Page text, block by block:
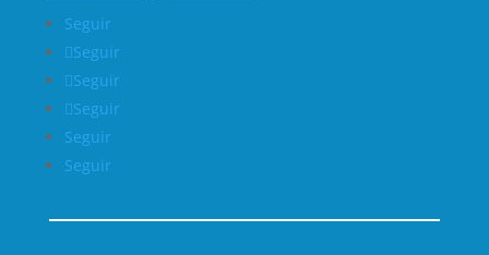
Seguir
Seguir
Seguir
Seguir
Seguir
Seguir